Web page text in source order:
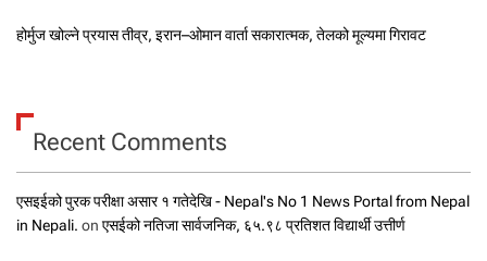
होर्मुज खोल्ने प्रयास तीव्र, इरान–ओमान वार्ता सकारात्मक, तेलको मूल्यमा गिरावट
Recent Comments
एसइईको पुरक परीक्षा असार १ गतेदेखि - Nepal's No 1 News Portal from Nepal
in Nepali. on एसईको नतिजा सार्वजनिक, ६५.९८ प्रतिशत विद्यार्थी उत्तीर्ण